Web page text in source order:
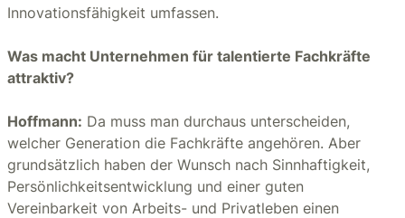
Innovationsfähigkeit umfassen.
Was macht Unternehmen für talentierte Fachkräfte
attraktiv?
Hoffmann: Da muss man durchaus unterscheiden,
welcher Generation die Fachkräfte angehören. Aber
grundsätzlich haben der Wunsch nach Sinnhaftigkeit,
Persönlichkeitsentwicklung und einer guten
Vereinbarkeit von Arbeits- und Privatleben einen